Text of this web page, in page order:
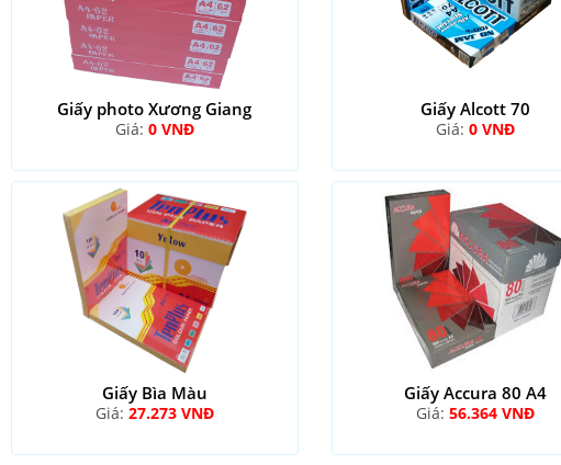
Giấy photo Xương Giang
Giá: 0 VNĐ
Giấy Alcott 70
Giá:0 VNĐ
Giấy Bìa Màu
Giá: 27.273 VNĐ
Giấy Accura 80 A4
Giá:56.364 VNĐ